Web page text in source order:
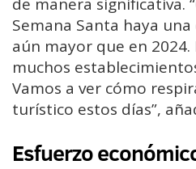
de manera significativa.
Semana Santa haya
aún mayor que en
muchos
Vamos a ver cómo
turístico estos días”,
Esfuerzo